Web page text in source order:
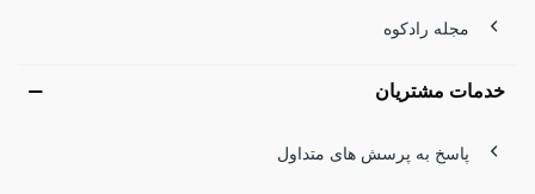
مجله رادکوه
خدمات مشتریان
پاسخ به پرسش های متداول